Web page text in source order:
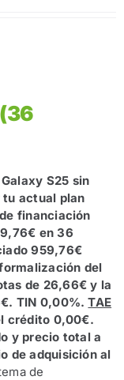
S25 sin
tu actual plan
financiación
en 36
959,76€
del
de 26,66€ y la
TIN 0,00%.TAE
crédito 0,00€.
y precio total a
de adquisición al
de